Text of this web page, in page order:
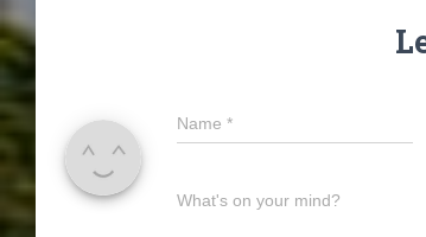
Name *
What's on your mind?